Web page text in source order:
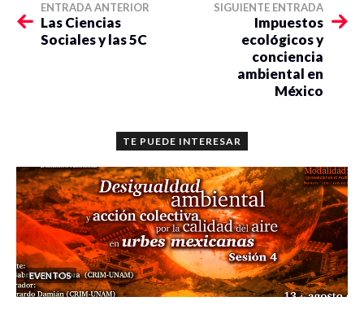
ENTRADA ANTERIOR
Las Ciencias
Sociales y las 5C
SIGUIENTE ENTRADA
Impuestos
ecológicos y
conciencia
ambiental en
México
TE PUEDE INTERESAR
EVENTOS